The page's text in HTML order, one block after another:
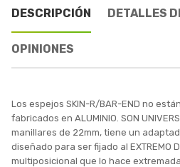
DESCRIPCIÓN DETALLES
OPINIONES
Los espejos SKIN-R/BAR-END no
fabricados en ALUMINIO. SON
manillares de 22mm, tiene un
diseñado para ser fijado al EXTREMO
multiposicional que lo hace